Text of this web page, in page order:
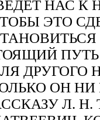
НАС К
ЭТО
ОН НИ
Л. Н.